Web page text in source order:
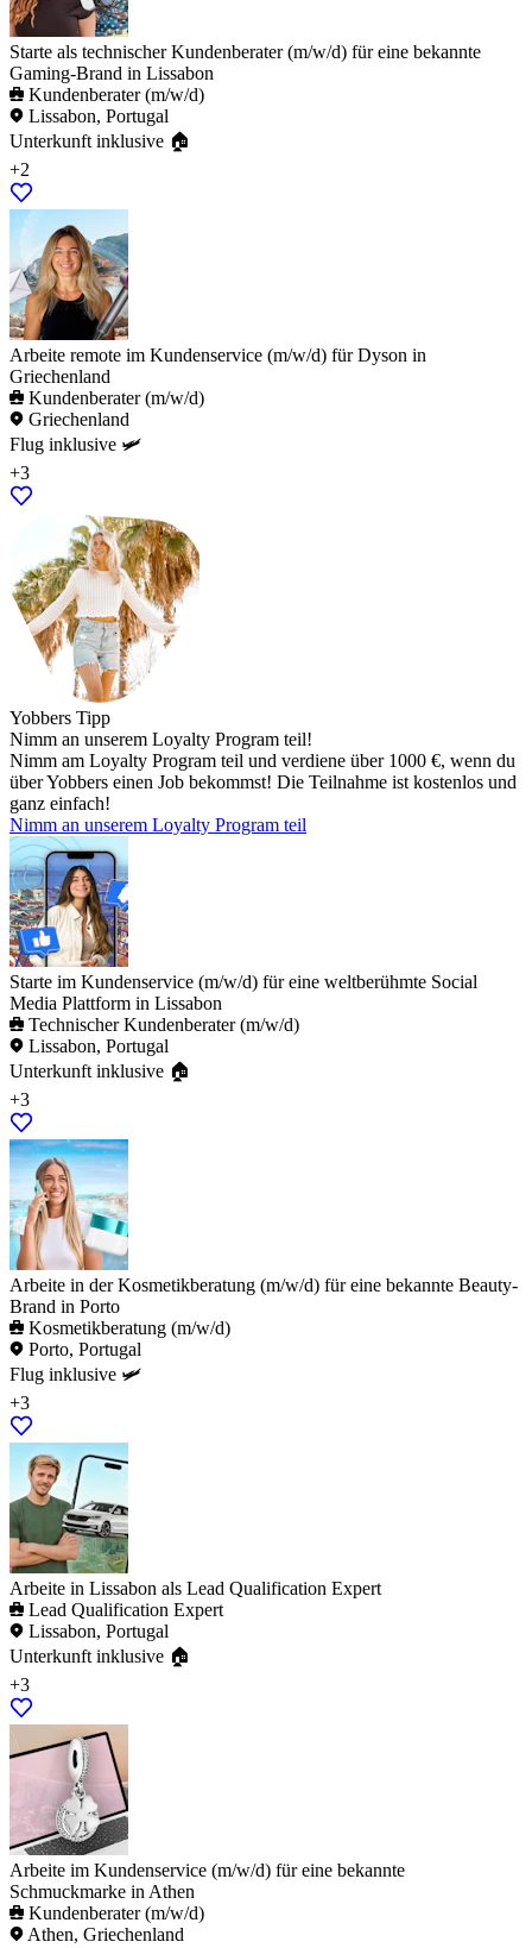
Starte als technischer Kundenberater (m/w/d) für eine bekannte
Gaming-Brand in Lissabon
Kundenberater (m/w/d)
Lissabon, Portugal
Unterkunft inklusive 🏠
+2
Arbeite remote im Kundenservice (m/w/d) für Dyson in
Griechenland
Kundenberater (m/w/d)
Griechenland
Flug inklusive 🛩️
+3
Yobbers Tipp
Nimm an unserem Loyalty Program teil!
Nimm am Loyalty Program teil und verdiene über 1000 €, wenn du
über Yobbers einen Job bekommst! Die Teilnahme ist kostenlos und
ganz einfach!
Nimm an unserem Loyalty Program teil
Starte im Kundenservice (m/w/d) für eine weltberühmte Social
Media Plattform in Lissabon
Technischer Kundenberater (m/w/d)
Lissabon, Portugal
Unterkunft inklusive 🏠
+3
Arbeite in der Kosmetikberatung (m/w/d) für eine bekannte Beauty-
Brand in Porto
Kosmetikberatung (m/w/d)
Porto, Portugal
Flug inklusive 🛩️
+3
Arbeite in Lissabon als Lead Qualification Expert
Lead Qualification Expert
Lissabon, Portugal
Unterkunft inklusive 🏠
+3
Arbeite im Kundenservice (m/w/d) für eine bekannte
Schmuckmarke in Athen
Kundenberater (m/w/d)
Athen, Griechenland